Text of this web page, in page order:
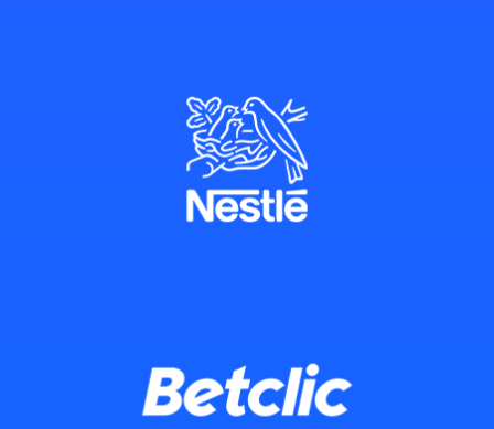
Curso muito completo,
prático e acessível, mesmo
para quem não é da área.
Bárbara Oliveira